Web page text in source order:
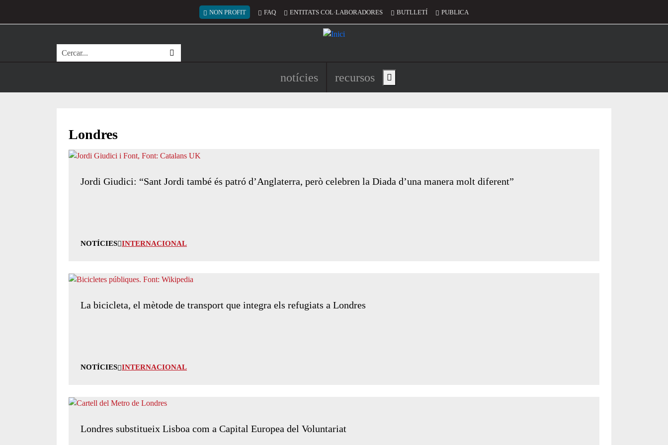
Menú del compte d'usuari
NON PROFIT FAQ ENTITATS COL·LABORADORES BUTLLETÍ PUBLICA
Cerca
Navegació principal de l'encapçalament
notícies recursos Show main menu
Londres
Jordi Giudici: “Sant Jordi també és patró d’Anglaterra, però celebren la Diada d’una manera molt diferent”
NOTÍCIES INTERNACIONAL
La bicicleta, el mètode de transport que integra els refugiats a Londres
NOTÍCIES INTERNACIONAL
Londres substitueix Lisboa com a Capital Europea del Voluntariat